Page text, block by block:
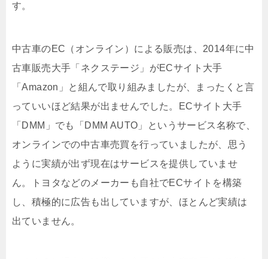
す。
中古車のEC （オンライン）による販売は、2014年に中
古車販売大手「ネクステージ」がECサイト大手
「Amazon 」と組んで取り組みましたが、まったくと言
っていいほど結果が出ませんでした。ECサイト大手
「DMM」でも「DMM AUTO」というサービス名称で、
オンラインでの中古車売買を行っていましたが、思う
ように実績が出ず現在はサービスを提供していませ
ん。トヨタなどのメーカーも自社でECサイトを構築
し、積極的に広告も出していますが、ほとんど実績は
出ていません。